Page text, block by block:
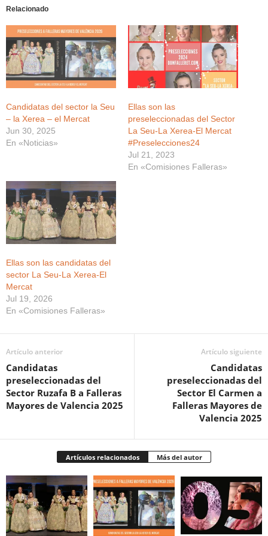
Relacionado
Candidatas del sector la Seu
– la Xerea – el Mercat
Jun 30, 2025
En «Noticias»
Ellas son las
preseleccionadas del Sector
La Seu-La Xerea-El Mercat
#Preselecciones24
Jul 21, 2023
En «Comisiones Falleras»
Ellas son las candidatas del
sector La Seu-La Xerea-El
Mercat
Jul 19, 2026
En «Comisiones Falleras»
Artículo anterior
Candidatas
preseleccionadas del
Sector Ruzafa B a Falleras
Mayores de Valencia 2025
Artículo siguiente
Candidatas
preseleccionadas del
Sector El Carmen a
Falleras Mayores de
Valencia 2025
Artículos relacionados Más del autor